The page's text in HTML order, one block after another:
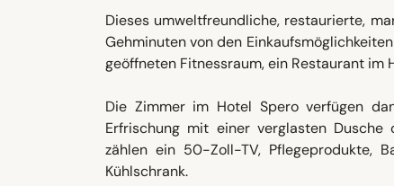
Dieses umweltfreundliche, restaurierte,
Gehminuten von den
geöffneten Fitnessraum, ein Restaurant
Die Zimmer im Hotel Spero verfügen
Erfrischung mit einer verglasten
zählen ein 50-Zoll-TV, Pflegeprodukte,
Kühlschrank.